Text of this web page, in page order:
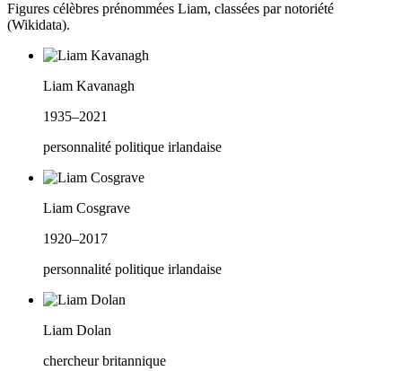
Figures célèbres prénommées Liam, classées par notoriété
(Wikidata).
Liam Kavanagh
1935–2021
personnalité politique irlandaise
Liam Cosgrave
1920–2017
personnalité politique irlandaise
Liam Dolan
chercheur britannique